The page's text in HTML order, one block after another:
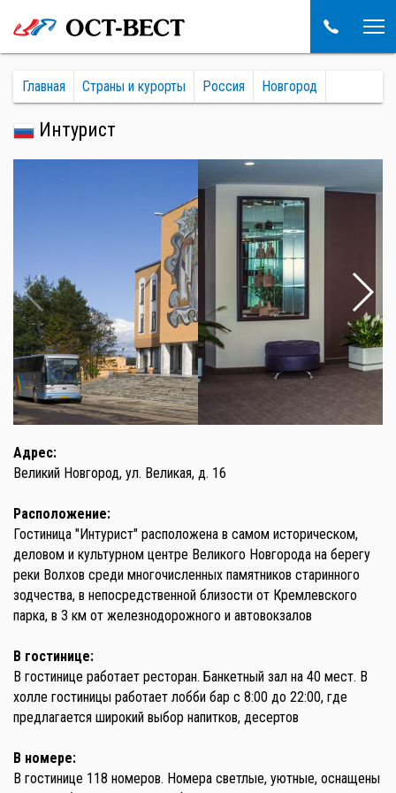
Главная Страны и курорты Россия Новгород
Интурист
Адрес:
Великий Новгород, ул. Великая, д. 16
Расположение:
Гостиница "Интурист" расположена в самом историческом,
деловом и культурном центре Великого Новгорода на берегу
реки Волхов среди многочисленных памятников старинного
зодчества, в непосредственной близости от Кремлевского
парка, в 3 км от железнодорожного и автовокзалов
В гостинице:
В гостинице работает ресторан. Банкетный зал на 40 мест. В
холле гостиницы работает лобби бар с 8:00 до 22:00, где
предлагается широкий выбор напитков, десертов
В номере:
В гостинице 118 номеров. Номера светлые, уютные, оснащены